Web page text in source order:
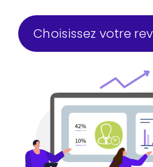
Choisissez votre